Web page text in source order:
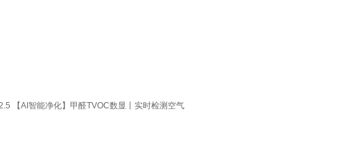
【AI智能净化】甲醛TVOC数显丨实时检测空气